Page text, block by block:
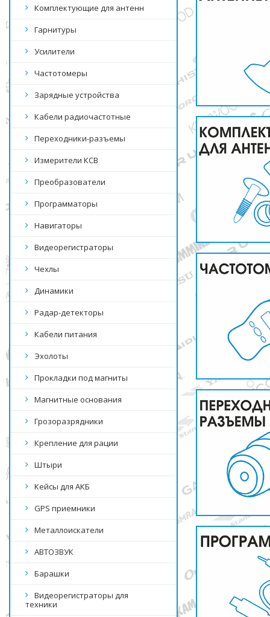
Комплектующие для антенн
Гарнитуры
Усилители
Частотомеры
Зарядные устройства
Кабели радиочастотные
Переходники-разъемы
Измерители КСВ
Преобразователи
Программаторы
Навигаторы
Видеорегистраторы
Чехлы
Динамики
Радар-детекторы
Кабели питания
Эхолоты
Прокладки под магниты
Магнитные основания
Грозоразрядники
Крепление для рации
Штыри
Кейсы для АКБ
GPS приемники
Металлоискатели
АВТОЗВУК
Барашки
Видеорегистраторы для
техники